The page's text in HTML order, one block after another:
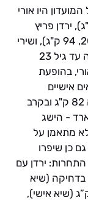
היו אורי
(עד גיל 20, 88 ק"ג), ירדן פריץ
ואריאל ורמייב (עד גיל 20, 94 ק"ג), ושירי
בהופעת
אישיים
(בהנפה 65 ק"ג ,דחיקה 82 ק"ג ובקרב
בארד - הישג
מתאמן על
כן שיפרו
ירדן עם
95 ק”ג בדחיקה (שיא
וקרב שתיים 160 ק”ג (שיא אישי),